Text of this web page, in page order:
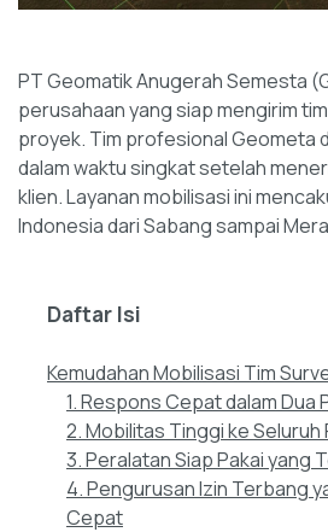
PT Geomatik Anugerah Semesta
perusahaan yang siap mengirim
proyek. Tim profesional Geometa
dalam waktu singkat setelah
klien. Layanan mobilisasi ini
Indonesia dari Sabang sampai
Daftar Isi
Kemudahan Mobilisasi Tim
1. Respons Cepat dalam Dua
2. Mobilitas Tinggi ke
3. Peralatan Siap Pakai yang
4. Pengurusan Izin Terbang
Cepat